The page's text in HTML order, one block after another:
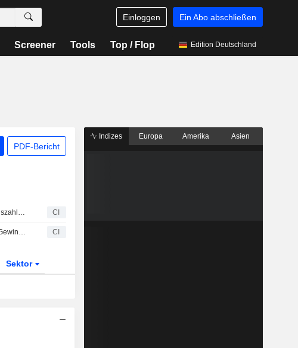
Einloggen Ein Abo abschließen
Screener Tools Top / Flop Edition Deutschland
PDF-Bericht
Hangzhou DPtech Technologies Co.,Ltd. legt Ergebniszahlen für das Halbjahr bis zum 30. Juni 2026 vor CI
Hangzhou DPtech Technologies Co.,Ltd. genehmigt Gewinnverwendungsvorschlag als Bardividende für 2025 CI
Sektor
Indizes Europa Amerika Asien